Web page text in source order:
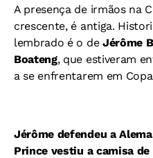
A presença de irmãos na
crescente, é antiga.
lembrado é o de Jérôme
Boateng, que estiveram
a se enfrentarem em
Jérôme defendeu a
Prince vestiu a camisa de